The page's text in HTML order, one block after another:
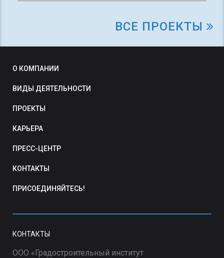
ВСЕ ПРОЕКТЫ
О КОМПАНИИ
ВИДЫ ДЕЯТЕЛЬНОСТИ
ПРОЕКТЫ
КАРЬЕРА
ПРЕСС-ЦЕНТР
КОНТАКТЫ
ПРИСОЕДИНЯЙТЕСЬ!
КОНТАКТЫ
ООО «Градостроительный институт